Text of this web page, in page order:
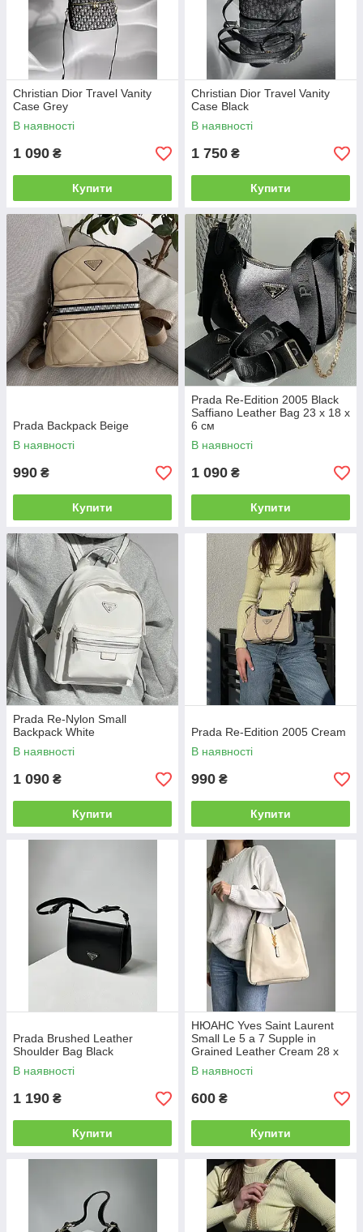
Christian Dior Travel Vanity
Case Grey
В наявності
1 090 ₴
Купити
Christian Dior Travel Vanity
Case Black
В наявності
1 750 ₴
Купити
Prada Backpack Beige
В наявності
990 ₴
Купити
Prada Re-Edition 2005 Black
Saffiano Leather Bag 23 х 18 х
6 см
В наявності
1 090 ₴
Купити
Prada Re-Nylon Small
Backpack White
В наявності
1 090 ₴
Купити
Prada Re-Edition 2005 Cream
В наявності
990 ₴
Купити
Prada Brushed Leather
Shoulder Bag Black
В наявності
1 190 ₴
Купити
НЮАНС Yves Saint Laurent
Small Le 5 a 7 Supple in
Grained Leather Cream 28 х
28 х 8 см
В наявності
600 ₴
Купити